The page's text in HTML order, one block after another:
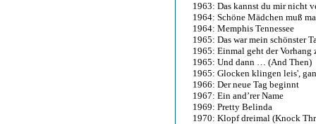
1963: Das kannst du mir nicht
1964: Schöne Mädchen muß
1964: Memphis Tennessee
1965: Das war mein schönster
1965: Einmal geht der Vorhang
1965: Und dann … (And Then)
1965: Glocken klingen leis',
1966: Der neue Tag beginnt
1967: Ein and’rer Name
1969: Pretty Belinda
1970: Klopf dreimal (Knock